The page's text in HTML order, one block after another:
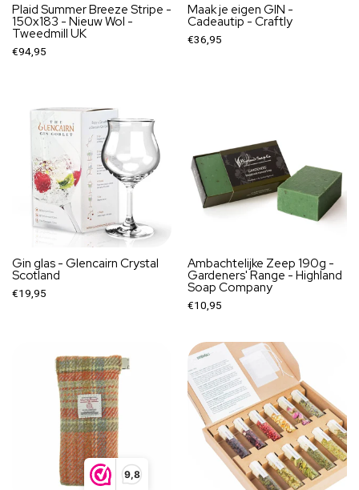
9,8
Plaid Summer Breeze Stripe -
150x183 - Nieuw Wol -
Tweedmill UK
€94,95
Maak je eigen GIN -
Cadeautip - Craftly
€36,95
Gin glas - Glencairn Crystal
Scotland
€19,95
Ambachtelijke Zeep 190g -
Gardeners' Range - Highland
Soap Company
€10,95